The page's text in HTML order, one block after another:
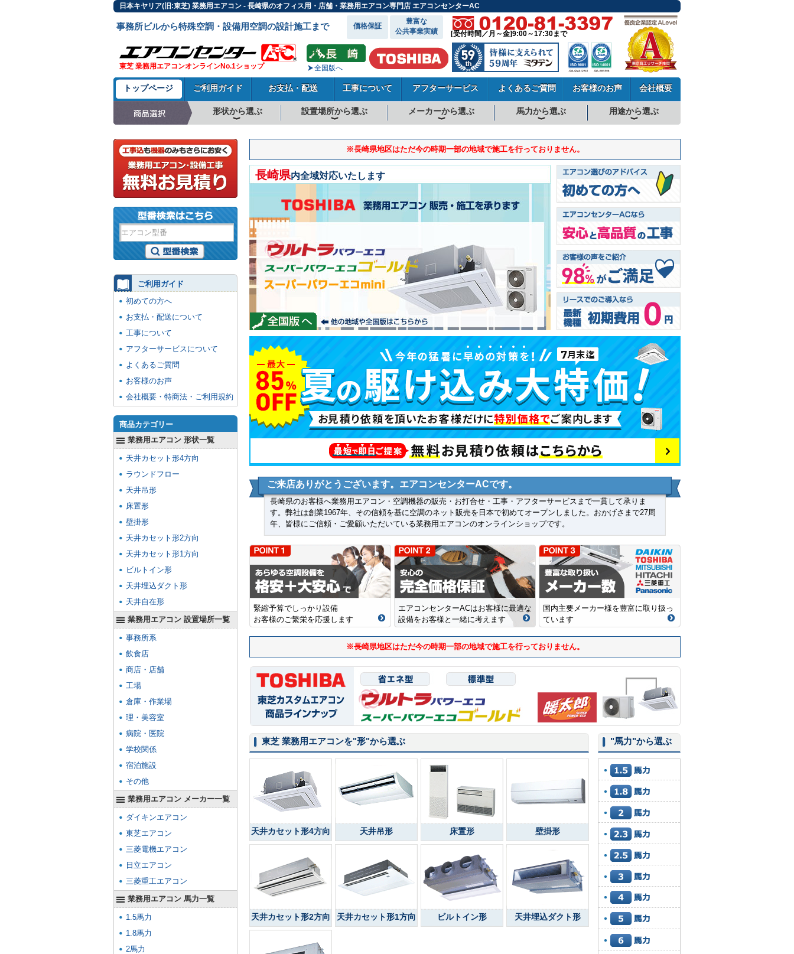
日本キヤリア(旧:東芝) 業務用エアコン - 長崎県のオフィス用・店舗・業務用エアコン専門店 エアコンセンターAC
事務所ビルから特殊空調・設備用空調の設計施工まで 価格保証
豊富な
公共事業実績
東芝 業務用エアコンオンラインNo.1ショップ 全国版へ
[受付時間／月～金]9:00～17:30まで
トップページ ご利用ガイド お支払・配送 工事について アフターサービス よくあるご質問 お客様のお声 会社概要
形状から選ぶ 設置場所から選ぶ メーカーから選ぶ 馬力から選ぶ 用途から選ぶ
※長崎県地区はただ今の時期一部の地域で施工を行っておりません。
長崎県内全域対応いたします
ご来店ありがとうございます。エアコンセンターACです。
長崎県のお客様へ業務用エアコン・空調機器の販売・お打合せ・工事・アフターサービスまで一貫して承りま
す。弊社は創業1967年、その信頼を基に空調のネット販売を日本で初めてオープンしました。おかげさまで27周
年、皆様にご信頼・ご愛顧いただいている業務用エアコンのオンラインショップです。
緊縮予算でしっかり設備
お客様のご繁栄を応援します
エアコンセンターACはお客様に最適な
設備をお客様と一緒に考えます
国内主要メーカー様を豊富に取り扱っ
ています
※長崎県地区はただ今の時期一部の地域で施工を行っておりません。
東芝 業務用エアコンを"形"から選ぶ
天井カセット形4方向 天井吊形 床置形 壁掛形
天井カセット形2方向 天井カセット形1方向 ビルトイン形 天井埋込ダクト形
"馬力"から選ぶ
ご利用ガイド
初めての方へ
お支払・配送について
工事について
アフターサービスについて
よくあるご質問
お客様のお声
会社概要・特商法・ご利用規約
商品カテゴリー
業務用エアコン 形状一覧
天井カセット形4方向
ラウンドフロー
天井吊形
床置形
壁掛形
天井カセット形2方向
天井カセット形1方向
ビルトイン形
天井埋込ダクト形
天井自在形
業務用エアコン 設置場所一覧
事務所系
飲食店
商店・店舗
工場
倉庫・作業場
理・美容室
病院・医院
学校関係
宿泊施設
その他
業務用エアコン メーカー一覧
ダイキンエアコン
東芝エアコン
三菱電機エアコン
日立エアコン
三菱重工エアコン
業務用エアコン 馬力一覧
1.5馬力
1.8馬力
2馬力